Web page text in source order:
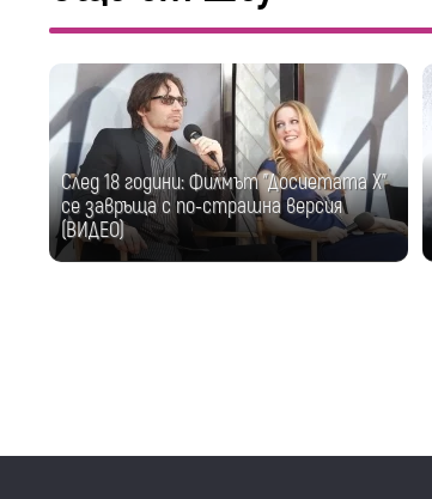
След 18 години: Филмът "Досиетата Х"
се завръща с по-страшна версия
(ВИДЕО)